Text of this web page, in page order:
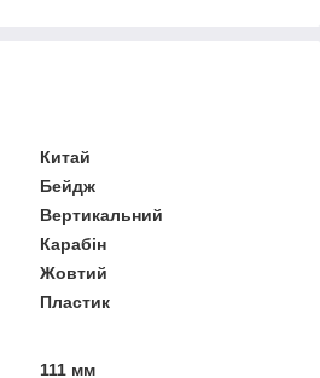
Китай
Бейдж
Вертикальний
Карабін
Жовтий
Пластик
111 мм